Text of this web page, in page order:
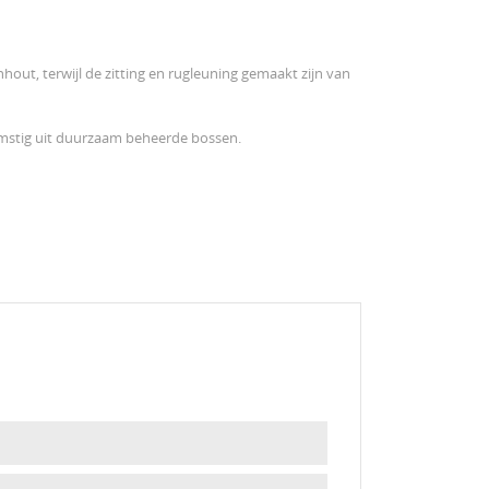
terwijl de zitting en rugleuning gemaakt zijn van
uit duurzaam beheerde bossen.